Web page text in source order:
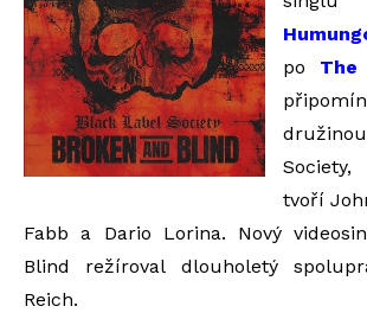
po The
tvoří
Fabb a Dario Lorina. Nový
Blind režíroval dlouholetý
Reich.